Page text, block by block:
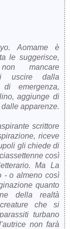
Aomame è
le suggerisce,
mancare
uscire dalla
emergenza,
aggiunge di
apparenze.
scrittore
riceve
gli chiede di
così
Ma La
- o almeno così
quanto
della realtà
che si
turbano
non farà